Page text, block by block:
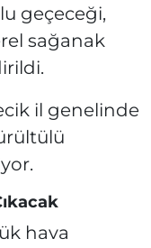
geçeceği,
sağanak
il genelinde
hava